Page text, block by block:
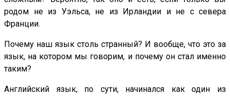
родом не из Уэльса, не из Ирландии и не с севера
Франции.
Почему наш язык столь странный? И вообще, что это за
язык, на котором мы говорим, и почему он стал именно
таким?
Английский язык, по сути, начинался как один из